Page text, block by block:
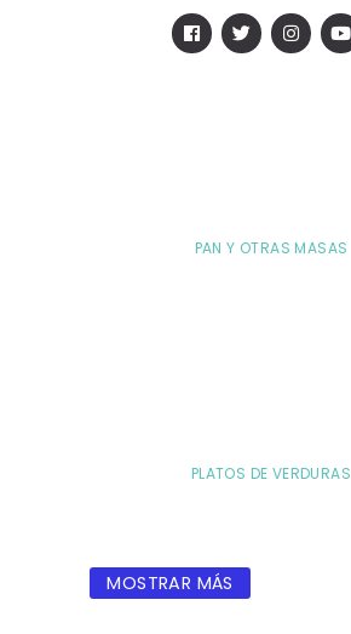
PAN Y OTRAS MASAS
PLATOS DE VERDURAS
MOSTRAR MÁS